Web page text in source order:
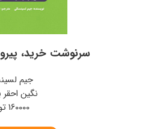
سرنوشت خرید،
جیم
نگین احقر
160000 تومان